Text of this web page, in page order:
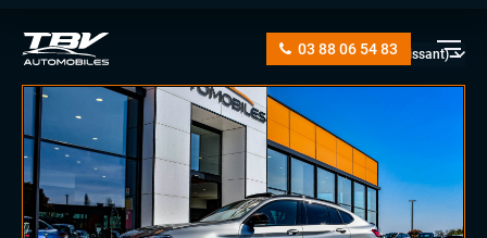
03 88 06 54 83
manuelle
automatique